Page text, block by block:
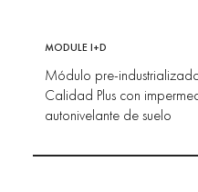
MODULE I+D
Módulo pre-
Calidad Plus con
autonivelante de suelo